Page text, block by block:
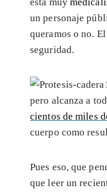
un personaje
queramos o no.
seguridad.
pero alcanza a
cientos de miles
cuerpo como
Pues eso, que
que leer un